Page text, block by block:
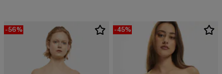
-56% -45%